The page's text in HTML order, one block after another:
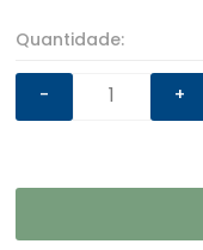
Quantidade:
-
+